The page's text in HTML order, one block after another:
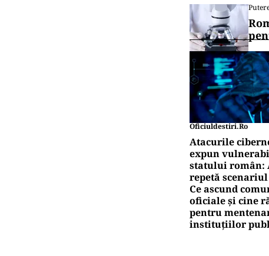
Oficiuldestiri.ro
Atacurile
expun
statului român:
repetă scenariul
Ce ascund
oficiale și cine
pentru
instituțiilor